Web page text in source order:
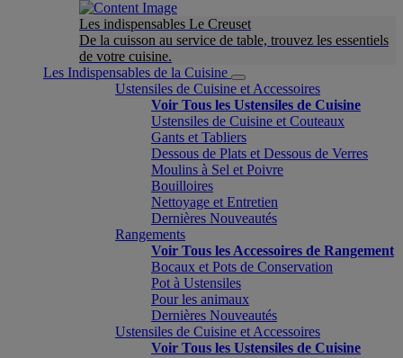
Les indispensables Le Creuset
De la cuisson au service de table, trouvez les essentiels
de votre cuisine.
Les Indispensables de la Cuisine
Ustensiles de Cuisine et Accessoires
Voir Tous les Ustensiles de Cuisine
Ustensiles de Cuisine et Couteaux
Gants et Tabliers
Dessous de Plats et Dessous de Verres
Moulins à Sel et Poivre
Bouilloires
Nettoyage et Entretien
Dernières Nouveautés
Rangements
Voir Tous les Accessoires de Rangement
Bocaux et Pots de Conservation
Pot à Ustensiles
Pour les animaux
Dernières Nouveautés
Ustensiles de Cuisine et Accessoires
Voir Tous les Ustensiles de Cuisine